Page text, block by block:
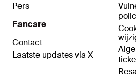
Pers
Fancare
Contact
Laatste updates via X